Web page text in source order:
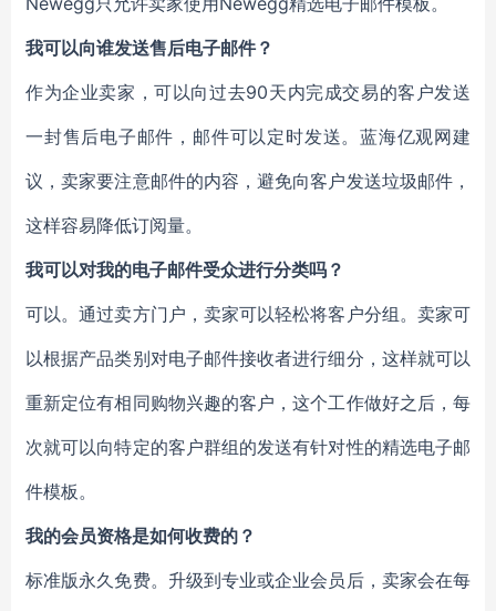
我可以向谁发送售后电子邮件？
作为企业卖家，可以向过去90天内完成交易的客户发送
一封售后电子邮件，邮件可以定时发送。蓝海亿观网建
议，卖家要注意邮件的内容，避免向客户发送垃圾邮件，
这样容易降低订阅量。
我可以对我的电子邮件受众进行分类吗？
可以。通过卖方门户，卖家可以轻松将客户分组。卖家可
以根据产品类别对电子邮件接收者进行细分，这样就可以
重新定位有相同购物兴趣的客户，这个工作做好之后，每
次就可以向特定的客户群组的发送有针对性的精选电子邮
件模板。
我的会员资格是如何收费的？
标准版永久免费。升级到专业或企业会员后，卖家会在每